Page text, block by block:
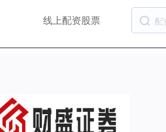
线上配资股票